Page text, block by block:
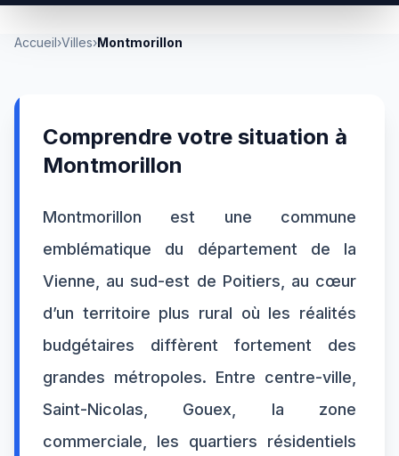
Accueil›Villes›Montmorillon
Comprendre votre situation à
Montmorillon
Montmorillon est une commune
emblématique du département de la
Vienne, au sud-est de Poitiers, au cœur
d’un territoire plus rural où les réalités
budgétaires diffèrent fortement des
grandes métropoles. Entre centre-ville,
Saint-Nicolas, Gouex, la zone
commerciale, les quartiers résidentiels